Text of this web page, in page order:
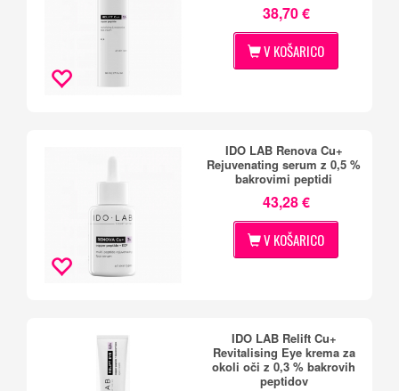
38,70 €
V KOŠARICO
IDO LAB Renova Cu+
Rejuvenating serum z 0,5 %
bakrovimi peptidi
43,28 €
V KOŠARICO
IDO LAB Relift Cu+
Revitalising Eye krema za
okoli oči z 0,3 % bakrovih
peptidov